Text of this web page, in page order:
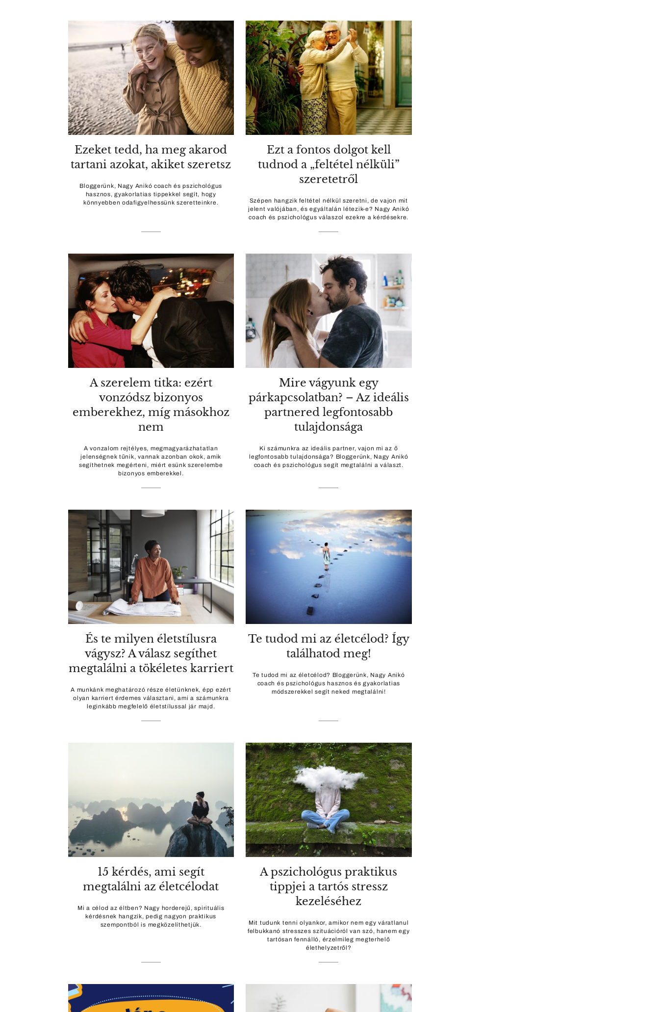
Ezeket tedd, ha meg akarod
tartani azokat, akiket szeretsz
Bloggerünk, Nagy Anikó coach és pszichológus
hasznos, gyakorlatias tippekkel segít, hogy
könnyebben odafigyelhessünk szeretteinkre.
Ezt a fontos dolgot kell
tudnod a „feltétel nélküli”
szeretetről
Szépen hangzik feltétel nélkül szeretni, de vajon mit
jelent valójában, és egyáltalán létezik-e? Nagy Anikó
coach és pszichológus válaszol ezekre a kérdésekre.
A szerelem titka: ezért
vonzódsz bizonyos
emberekhez, míg másokhoz
nem
A vonzalom rejtélyes, megmagyarázhatatlan
jelenségnek tűnik, vannak azonban okok, amik
segíthetnek megérteni, miért esünk szerelembe
bizonyos emberekkel.
Mire vágyunk egy
párkapcsolatban? – Az ideális
partnered legfontosabb
tulajdonsága
Ki számunkra az ideális partner, vajon mi az ő
legfontosabb tulajdonsága? Bloggerünk, Nagy Anikó
coach és pszichológus segít megtalálni a választ.
És te milyen életstílusra
vágysz? A válasz segíthet
megtalálni a tökéletes karriert
A munkánk meghatározó része életünknek, épp ezért
olyan karriert érdemes választani, ami a számunkra
leginkább megfelelő életstílussal jár majd.
Te tudod mi az életcélod? Így
találhatod meg!
Te tudod mi az életcélod? Bloggerünk, Nagy Anikó
coach és pszichológus hasznos és gyakorlatias
módszerekkel segít neked megtalálni!
15 kérdés, ami segít
megtalálni az életcélodat
Mi a célod az éltben? Nagy horderejű, spirituális
kérdésnek hangzik, pedig nagyon praktikus
szempontból is megközelíthetjük.
A pszichológus praktikus
tippjei a tartós stressz
kezeléséhez
Mit tudunk tenni olyankor, amikor nem egy váratlanul
felbukkanó stresszes szituációról van szó, hanem egy
tartósan fennálló, érzelmileg megterhelő
élethelyzetről?